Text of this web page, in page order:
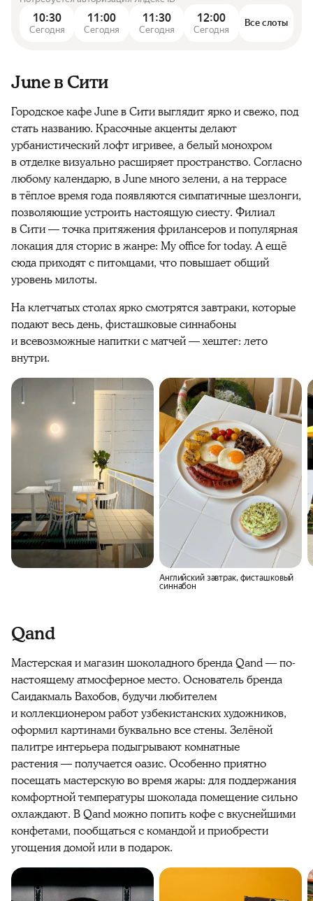
10:30
Сегодня
11:00
Сегодня
11:30
Сегодня
12:00
Сегодня
Все слоты
June в Сити
Городское кафе June в Сити выглядит ярко и свежо, под
стать названию. Красочные акценты делают
урбанистический лофт игривее, а белый монохром
в отделке визуально расширяет пространство. Согласно
любому календарю, в June много зелени, а на террасе
в тёплое время года появляются симпатичные шезлонги,
позволяющие устроить настоящую сиесту. Филиал
в Сити — точка притяжения фрилансеров и популярная
локация для сторис в жанре: My office for today. А ещё
сюда приходят с питомцами, что повышает общий
уровень милоты.
На клетчатых столах ярко смотрятся завтраки, которые
подают весь день, фисташковые синнабоны
и всевозможные напитки с матчей — хештег: лето
внутри.
Английский завтрак, фисташковый
синнабон
Qand
Мастерская и магазин шоколадного бренда Qand — по-
настоящему атмосферное место. Основатель бренда
Саидакмаль Вахобов, будучи любителем
и коллекционером работ узбекистанских художников,
оформил картинами буквально все стены. Зелёной
палитре интерьера подыгрывают комнатные
растения — получается оазис. Особенно приятно
посещать мастерскую во время жары: для поддержания
комфортной температуры шоколада помещение сильно
охлаждают. В Qand можно попить кофе с вкуснейшими
конфетами, пообщаться с командой и приобрести
угощения домой или в подарок.